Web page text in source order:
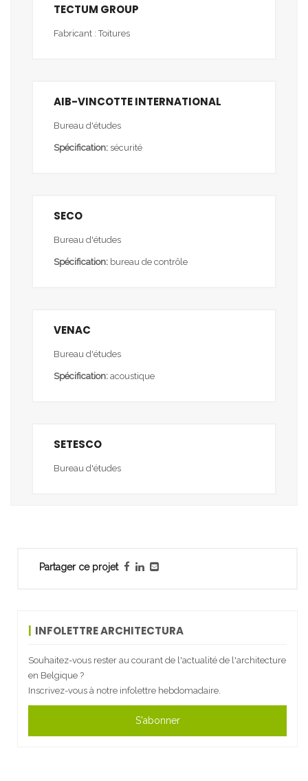
Partager ce projet
INFOLETTRE ARCHITECTURA
Souhaitez-vous rester au courant de l'actualité de l'architecture
en Belgique ?
Inscrivez-vous à notre infolettre hebdomadaire.
S'abonner
TECTUM GROUP
Fabricant : Toitures
AIB-VINCOTTE INTERNATIONAL
Bureau d'études
Spécification: sécurité
SECO
Bureau d'études
Spécification: bureau de contrôle
VENAC
Bureau d'études
Spécification: acoustique
SETESCO
Bureau d'études